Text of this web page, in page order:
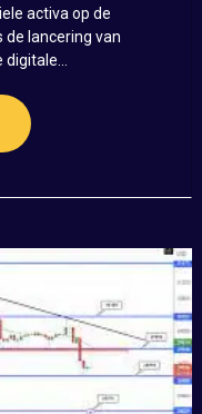
activa op de
de lancering van